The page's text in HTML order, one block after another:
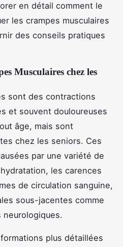
en détail comment le
les crampes musculaires
des conseils pratiques
Musculaires chez les
sont des contractions
et souvent douloureuses
âge, mais sont
chez les seniors. Ces
par une variété de
les carences
de circulation sanguine,
sous-jacentes comme
neurologiques.
plus détaillées